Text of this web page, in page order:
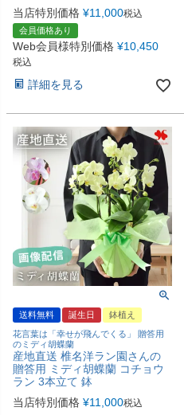
当店特別価格 ¥11,000税込
会員価格あり
Web会員様特別価格 ¥10,450
税込
詳細を見る
送料無料 誕生日
鉢植え
花言葉は「幸せが飛んでくる」 贈答用
のミディ胡蝶蘭
産地直送 椎名洋ラン園さんの
贈答用 ミディ胡蝶蘭 コチョウ
ラン 3本立て 鉢
当店特別価格 ¥11,000税込